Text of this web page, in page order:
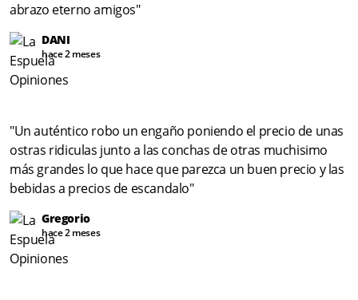
abrazo eterno amigos"
DANI
hace 2 meses
"Un auténtico robo un engaño poniendo el precio de unas
ostras ridiculas junto a las conchas de otras muchisimo
más grandes lo que hace que parezca un buen precio y las
bebidas a precios de escandalo"
Gregorio
hace 2 meses